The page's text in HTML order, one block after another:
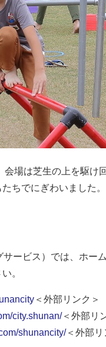
場は芝生の上を駆け
ちでにぎわいました。
ービス）では、ホー
。
＜外部リンク＞
city.shunan/＜外部リ
shunancity/＜外部リ